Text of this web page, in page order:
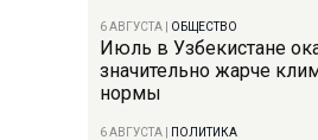
6 АВГУСТА ОБЩЕСТВО
Июль в Узбекистане
значительно жарче
нормы
6 АВГУСТА ПОЛИТИКА